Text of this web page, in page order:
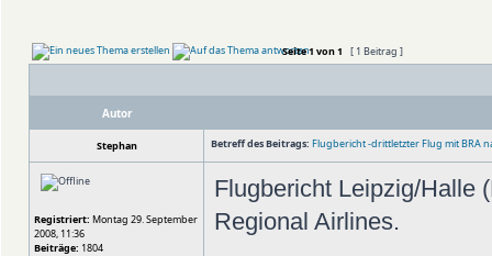
Seite1 von1 [ 1 Beitrag ]
Autor
Stephan Betreff des Beitrags: Flugbericht -drittletzter Flug mit BRA
Registriert: Montag 29. September
2008, 11:36
Beiträge: 1804
Flugbericht Leipzig/Halle
Regional Airlines.